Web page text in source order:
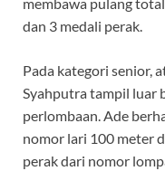
membawa pulang
dan 3 medali perak.
Pada kategori senior,
Syahputra tampil luar
perlombaan. Ade
nomor lari 100 meter
perak dari nomor